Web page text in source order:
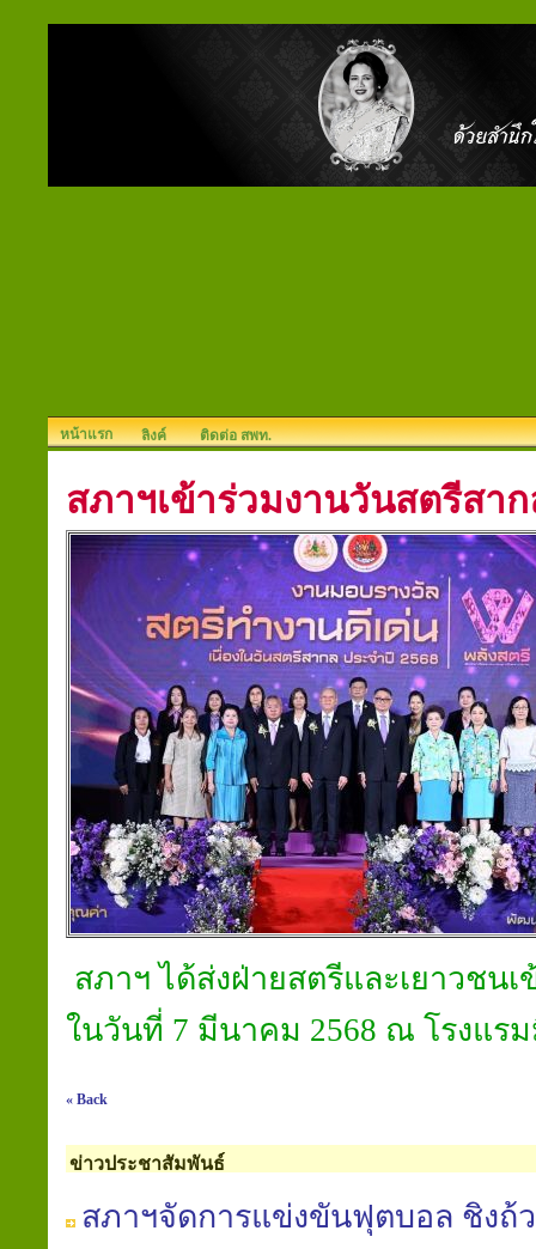
หน้าแรก ลิงค์ ติดต่อ สพท.
สภาฯเข้าร่วมงานวันสตรีสา
สภาฯ ได้ส่งฝ่ายสตรีและเยาวชน
ในวันที่ 7 มีนาคม 2568 ณ โรงแร
« Back
ข่าวประชาสัมพันธ์
สภาฯจัดการแข่งขันฟุตบอล ชิงถ้